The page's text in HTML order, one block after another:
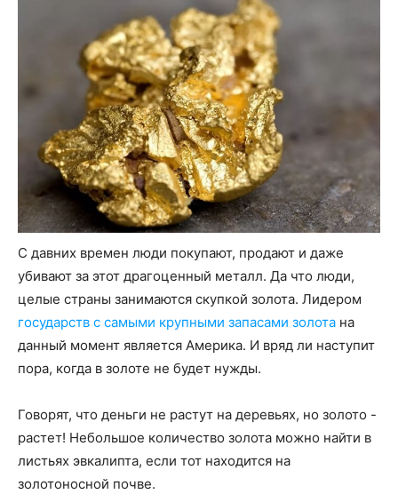
С давних времен люди покупают, продают и даже
убивают за этот драгоценный металл. Да что люди,
целые страны занимаются скупкой золота. Лидером
государств с самыми крупными запасами золота на
данный момент является Америка. И вряд ли наступит
пора, когда в золоте не будет нужды.
Говорят, что деньги не растут на деревьях, но золото -
растет! Небольшое количество золота можно найти в
листьях эвкалипта, если тот находится на
золотоносной почве.